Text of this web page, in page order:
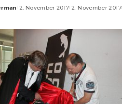
2. November 2017 2. November 2017